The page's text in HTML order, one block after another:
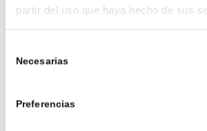
partir del uso que haya hecho de sus
Necesarias
Preferencias
ensalada y haga que esta quede
apetecible.
2.PREPARA EL ADEREZO